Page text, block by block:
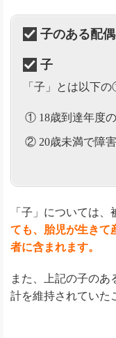
子のある配
子
「子」とは以下
① 18歳到達年度
② 20歳未満で障
「子」については、
ても、胎児が生きて
者に含まれます。
また、上記の子のあ
計を維持されていた